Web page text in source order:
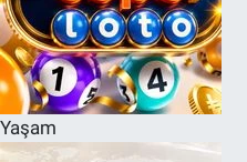
Yaşam